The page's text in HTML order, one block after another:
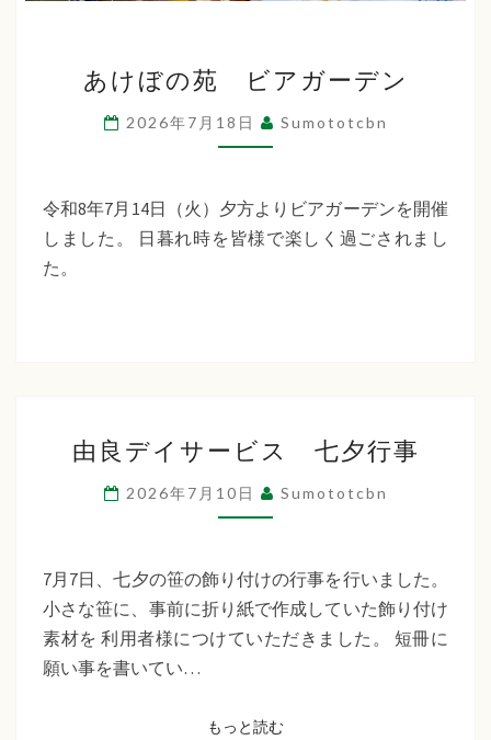
け
ぼ
の
ビ
ア
あけぼの苑 ビアガーデン
2026年7月18日 Sumototcbn
令和8年7月14日（火）夕方よりビアガーデンを開催
しました。 日暮れ時を皆様で楽しく過ごされまし
た。
良
デ
イ
ー
ビ
ス
行
由良デイサービス 七夕行事
2026年7月10日 Sumototcbn
7月7日、七夕の笹の飾り付けの行事を行いました。
小さな笹に、事前に折り紙で作成していた飾り付け
素材を 利用者様につけていただきました。 短冊に
願い事を書いてい…
もっと読むもっと読む